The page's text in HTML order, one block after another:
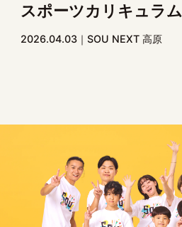
スポーツカリキュラム
2026.04.03 SOU NEXT 高原